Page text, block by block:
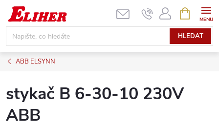
Přejít
obsah
HLEDAT
NÁKUPNÍ
KOŠÍK
ABB ELSYNN
stykač B 6-30-10 230V
ABB